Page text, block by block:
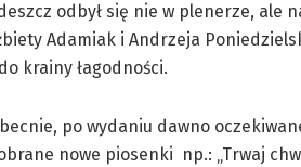
odbył się nie w plenerze, ale
Adamiak i Andrzeja
krainy łagodności.
po wydaniu dawno
nowe piosenki np.: „Trwaj